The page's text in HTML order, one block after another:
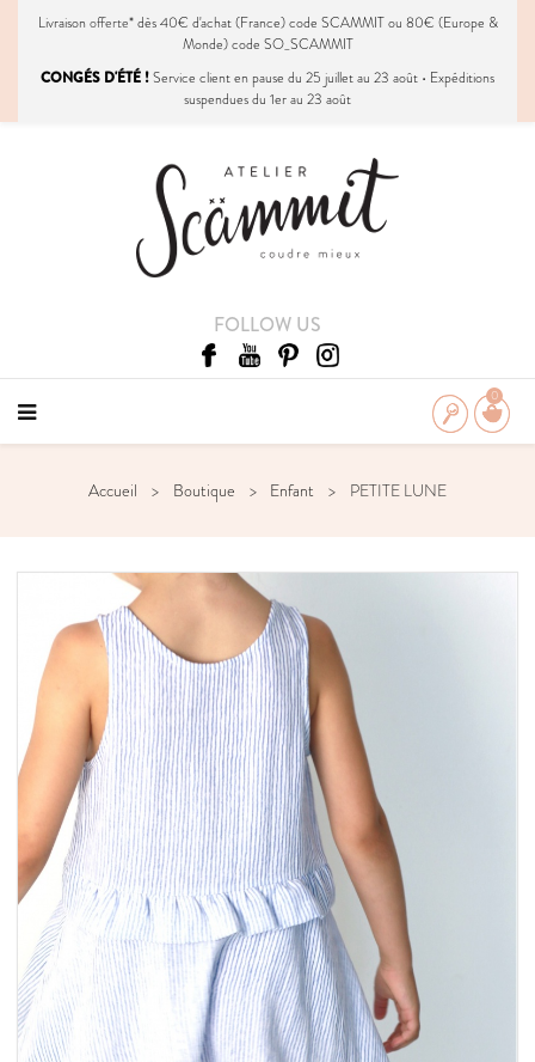
Livraison offerte* dès 40€ d'achat (France) code SCAMMIT ou 80€ (Europe &
Monde) code SO_SCAMMIT
CONGÉS D'ÉTÉ !Service client en pause du 25 juillet au 23 août • Expéditions
suspendues du 1er au 23 août
FOLLOW US
0
Accueil Boutique Enfant PETITE LUNE